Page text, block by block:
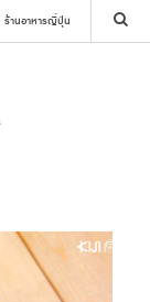
ร้านอาหารญี่ปุ่น